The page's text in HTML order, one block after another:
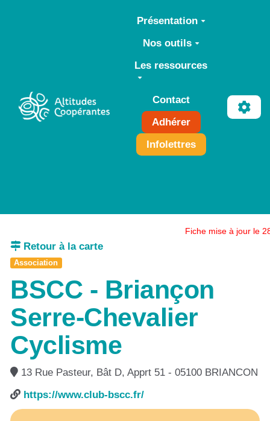
Aller au contenu principal
Présentation
Nos outils
Les ressources
Contact
Adhérer
Infolettres
Fiche mise à jour le
Retour à la carte
Association
BSCC - Briançon
Serre-Chevalier
Cyclisme
13 Rue Pasteur, Bât D, Apprt 51 - 05100 BRIANCON
https://www.club-bscc.fr/